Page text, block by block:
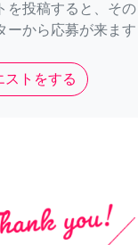
を投稿すると、そ
ーから応募が来ます
ストをする